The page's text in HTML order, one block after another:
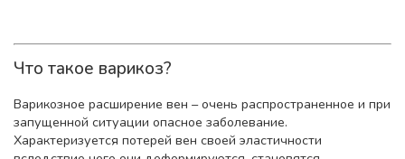
Что такое варикоз?
Варикозное расширение вен – очень распространенное и при
запущенной ситуации опасное заболевание.
Характеризуется потерей вен своей эластичности